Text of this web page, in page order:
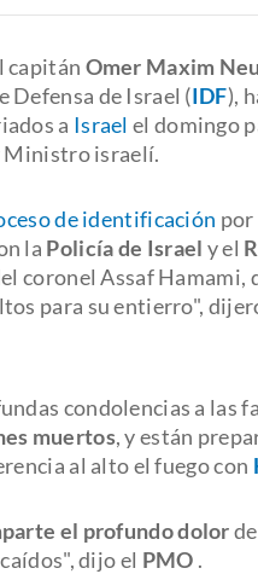
capitán Omer Maxim
Defensa de Israel (IDF),
a Israelel domingo
Ministro israelí.
de identificación por
la Policía de Israel y el
coronel Assaf
para su entierro",
condolencias a
muertos, y están
al alto el fuego con
el profundo dolor
dijo el PMO .